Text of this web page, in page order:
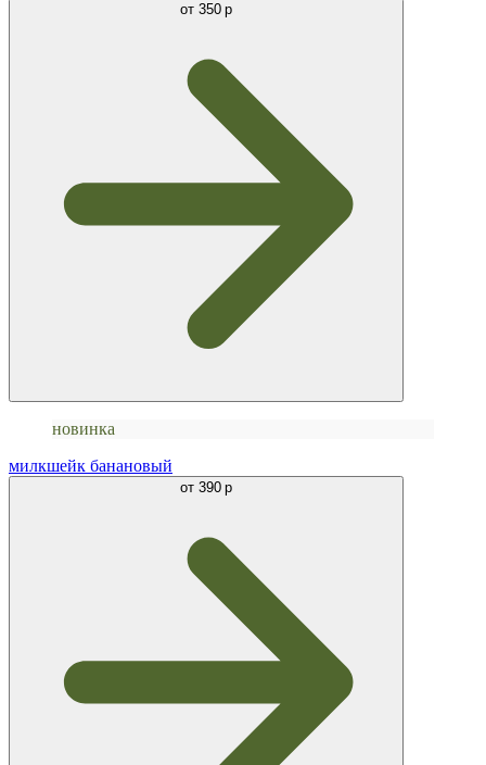
от 350 р
новинка
милкшейк банановый
от 390 р